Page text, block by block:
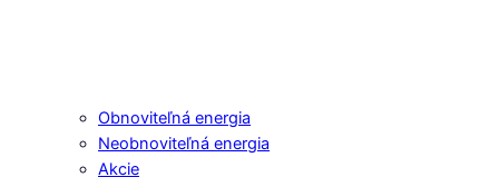
Obnoviteľná energia
Neobnoviteľná energia
Akcie